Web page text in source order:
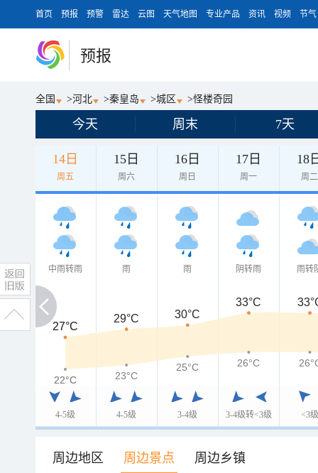
首页 预报 预警 雷达 云图 天气地图 专业产品 资讯 视频 节气
预报
全国 >河北 >秦皇岛 >城区 >怪楼奇园
今天 周末 7天
14日
周五
15日
周六
16日
周日
17日
周一
18
周二
中雨转雨
4-5级
雨
4-5级
雨
3-4级
阴转雨
3-4级转<3级
雨转
<3级
27°C
27°C
29°C 30°C
33°C
22°C
22°C 23°C
25°C 26°C
周边地区 周边景点 周边乡镇